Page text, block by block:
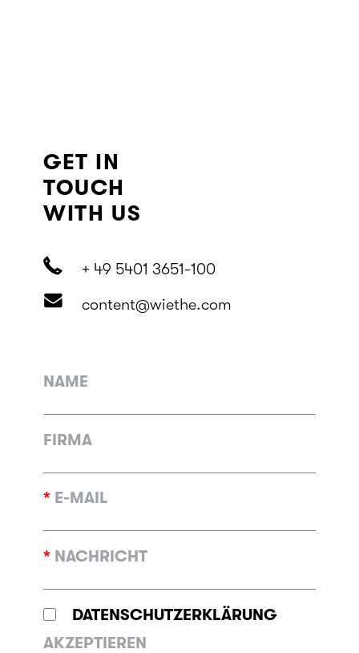
GET IN
TOUCH
WITH US
+ 49 5401 3651-100
content@wiethe.com
NAME
FIRMA
* E-MAIL
* NACHRICHT
DATENSCHUTZERKLÄRUNG
AKZEPTIEREN